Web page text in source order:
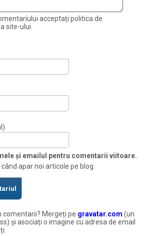
acceptați politica de
site-ului.
și emailul pentru comentarii viitoare.
apar noi articole pe blog.
comentarii? Mergeți pe gravatar.com (un
și asociați o imagine cu adresa de email